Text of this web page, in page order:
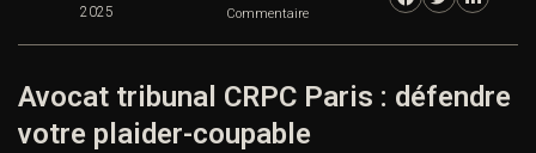
2025 Commentaire
Avocat tribunal CRPC Paris : défendre
votre plaider-coupable